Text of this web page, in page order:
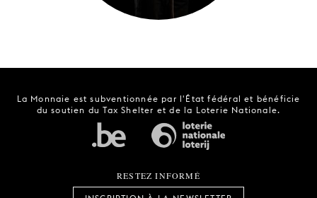
La Monnaie est subventionnée par l'État fédéral et bénéficie
du soutien du Tax Shelter et de la Loterie Nationale.
RESTEZ INFORMÉ